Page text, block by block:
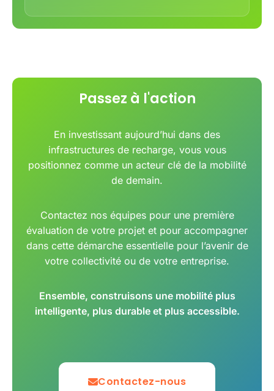
Passez à l'action
En investissant aujourd’hui dans des
infrastructures de recharge, vous vous
positionnez comme un acteur clé de la mobilité
de demain.
Contactez nos équipes pour une première
évaluation de votre projet et pour accompagner
dans cette démarche essentielle pour l’avenir de
votre collectivité ou de votre entreprise.
Ensemble, construisons une mobilité plus
intelligente, plus durable et plus accessible.
Contactez-nous